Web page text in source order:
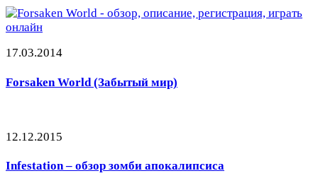
17.03.2014
Forsaken World (Забытый мир)
12.12.2015
Infestation – обзор зомби апокалипсиса